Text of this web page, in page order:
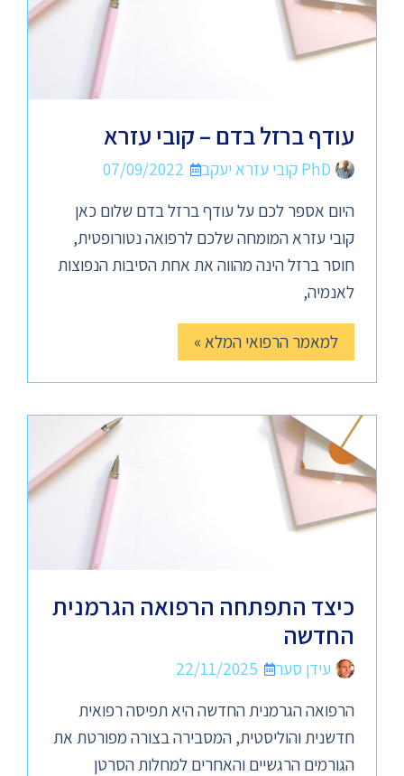
עודף ברזל בדם – קובי עזרא
PhD קובי עזרא יעקב
07/09/2022
היום אספר לכם על עודף ברזל בדם שלום כאן
קובי עזרא המומחה שלכם לרפואה נטורופטית,
חוסר ברזל הינה מהווה את אחת הסיבות הנפוצות
לאנמיה,
למאמר הרפואי המלא »
כיצד התפתחה הרפואה הגרמנית
החדשה
עידן סער
22/11/2025
הרפואה הגרמנית החדשה היא תפיסה רפואית
חדשנית והוליסטית, המסבירה בצורה מפורטת את
הגורמים הרגשיים והאחרים למחלות הסרטן